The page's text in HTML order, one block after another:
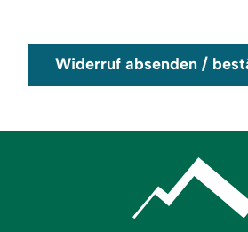
Widerruf absenden /